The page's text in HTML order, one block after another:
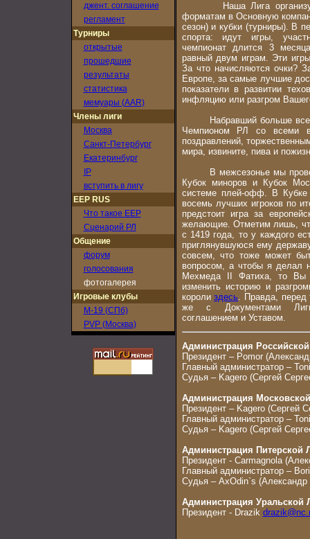
джент. соглашение
регламент
Турниры
открытые
прошедшие
результаты
статистика
мемуары (AAR)
Члены лиги
Москва
Санкт-Петербург
Екатеринбург
IP
вступить в лигу
EEP RUS
Что такое EEP
Сценарий РЛ
Общение
форум
голосования
фотогалерея
Игровые клубы
M-19 (СПб)
PVP (Москва)
Наша Лига организует
форматам в Основную
сезон) и кубки (турниры). В
спорта: идут игры,
чемпионат длится 3
равный двум играм. Эти
За что начисляются очки?
Европе, за самые лучшие
показатели в развитии
инфляцию или разгром
Набравший больше всех
Чемпионом РЛ со всеми
поздравлений,
мира, извините, пива и
В межсезонье мы
Кубок миноров и Кубок
системе плей-офф. В Кубке
восемь лучших игроков по
предстоит игра за
желающие. Отметим лишь,
с 1419 года, то у каждого
приглянувшуюся ему
совсем, что тоже может
вопросом, а чтобы я делал
Мехмеда II Фатиха, то Вы
изменить историю и
королиздесь. Правда, перед
же с Документами
соглашением и Уставом.
Администрация
Президент – Pomor
Главный администратор –
Судья – Kagero (Сергей
Администрация
Президент – Kagero (Сергей
Главный администратор –
Судья – Kagero (Сергей
Администрация Питерской
Президент - Carmagnola
Главный администратор –
Судья – AxOdin`s (Александр
Администрация Уральской
Президент - Drazik